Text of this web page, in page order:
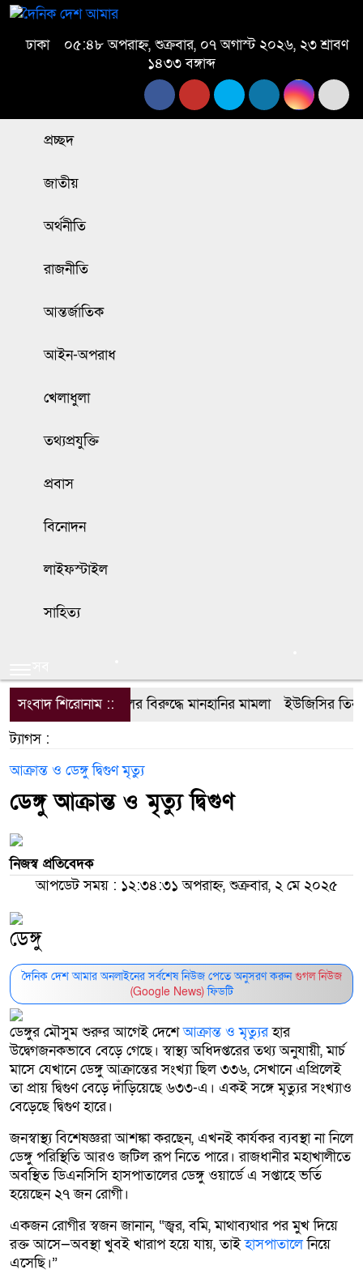
ঢাকা
০৫:৪৮ অপরাহ্ন, শুক্রবার, ০৭ অগাস্ট ২০২৬, ২৩ শ্রাবণ
১৪৩৩ বঙ্গাব্দ
প্রচ্ছদ
জাতীয়
অর্থনীতি
রাজনীতি
আন্তর্জাতিক
আইন-অপরাধ
খেলাধুলা
তথ্যপ্রযুক্তি
প্রবাস
বিনোদন
লাইফস্টাইল
সাহিত্য
সংবাদ শিরোনাম ::ডিপজলের বিরুদ্ধে মানহানির মামলা ইউজিসির তিন
ডেঙ্গু আক্রান্ত ও মৃত্যু দ্বিগুণ
নিজস্ব প্রতিবেদক
আপডেট সময় : ১২:৩৪:৩১ অপরাহ্ন, শুক্রবার, ২ মে ২০২৫
ডেঙ্গু
দৈনিক দেশ আমার অনলাইনের সর্বশেষ নিউজ পেতে অনুসরণ করুনগুগল নিউজ
(Google News)ফিডটি
ডেঙ্গুর মৌসুম শুরুর আগেই দেশেআক্রান্ত ও মৃত্যুরহার
উদ্বেগজনকভাবে বেড়ে গেছে। স্বাস্থ্য অধিদপ্তরের তথ্য অনুযায়ী, মার্চ
মাসে যেখানে ডেঙ্গু আক্রান্তের সংখ্যা ছিল ৩৩৬, সেখানে এপ্রিলেই
তা প্রায় দ্বিগুণ বেড়ে দাঁড়িয়েছে ৬৩৩-এ। একই সঙ্গে মৃত্যুর সংখ্যাও
বেড়েছে দ্বিগুণ হারে।
জনস্বাস্থ্য বিশেষজ্ঞরা আশঙ্কা করছেন, এখনই কার্যকর ব্যবস্থা না নিলে
ডেঙ্গু পরিস্থিতি আরও জটিল রূপ নিতে পারে। রাজধানীর মহাখালীতে
অবস্থিত ডিএনসিসি হাসপাতালের ডেঙ্গু ওয়ার্ডে এ সপ্তাহে ভর্তি
হয়েছেন ২৭ জন রোগী।
একজন রোগীর স্বজন জানান, “জ্বর, বমি, মাথাব্যথার পর মুখ দিয়ে
রক্ত আসে—অবস্থা খুবই খারাপ হয়ে যায়, তাইহাসপাতালেনিয়ে
এসেছি।”
ট্যাগস :
আক্রান্ত ও ডেঙ্গু দ্বিগুণ মৃত্যু